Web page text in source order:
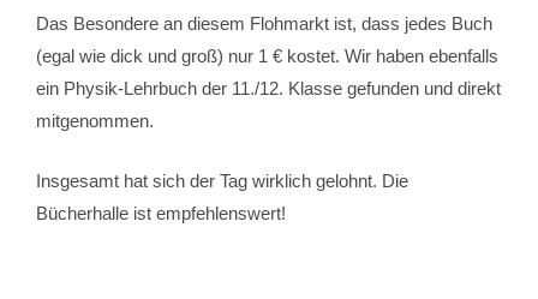
Das Besondere an diesem Flohmarkt ist, dass jedes Buch
(egal wie dick und groß) nur 1 € kostet. Wir haben ebenfalls
ein Physik-Lehrbuch der 11./12. Klasse gefunden und direkt
mitgenommen.
Insgesamt hat sich der Tag wirklich gelohnt. Die
Bücherhalle ist empfehlenswert!